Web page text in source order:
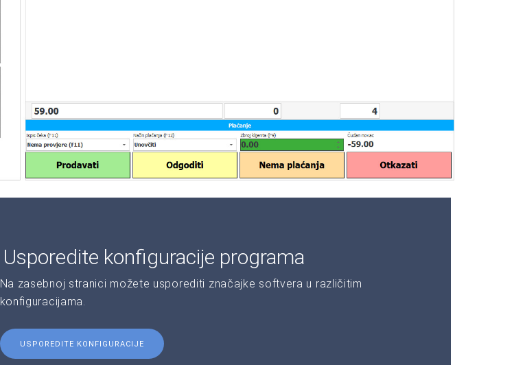
Usporedite konfiguracije programa
Na zasebnoj stranici možete usporediti značajke softvera u različitim
konfiguracijama.
USPOREDITE KONFIGURACIJE